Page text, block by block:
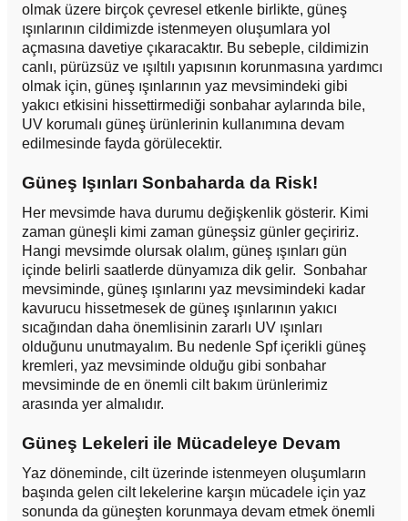
olmak üzere birçok çevresel etkenle birlikte, güneş
ışınlarının cildimizde istenmeyen oluşumlara yol
açmasına davetiye çıkaracaktır. Bu sebeple, cildimizin
canlı, pürüzsüz ve ışıltılı yapısının korunmasına yardımcı
olmak için, güneş ışınlarının yaz mevsimindeki gibi
yakıcı etkisini hissettirmediği sonbahar aylarında bile,
UV korumalı güneş ürünlerinin kullanımına devam
edilmesinde fayda görülecektir.
Güneş Işınları Sonbaharda da Risk!
Her mevsimde hava durumu değişkenlik gösterir. Kimi
zaman güneşli kimi zaman güneşsiz günler geçiririz.
Hangi mevsimde olursak olalım, güneş ışınları gün
içinde belirli saatlerde dünyamıza dik gelir. Sonbahar
mevsiminde, güneş ışınlarını yaz mevsimindeki kadar
kavurucu hissetmesek de güneş ışınlarının yakıcı
sıcağından daha önemlisinin zararlı UV ışınları
olduğunu unutmayalım. Bu nedenle Spf içerikli güneş
kremleri, yaz mevsiminde olduğu gibi sonbahar
mevsiminde de en önemli cilt bakım ürünlerimiz
arasında yer almalıdır.
Güneş Lekeleri ile Mücadeleye Devam
Yaz döneminde, cilt üzerinde istenmeyen oluşumların
başında gelen cilt lekelerine karşın mücadele için yaz
sonunda da güneşten korunmaya devam etmek önemli